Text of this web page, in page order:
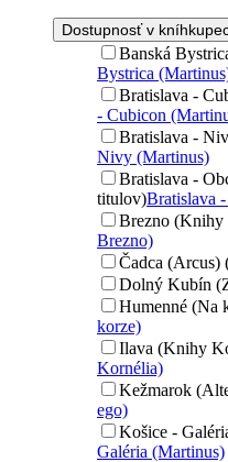
Dostupnosť v
Banská
Bystrica
Bratislava -
- Cubicon
Bratislava -
Nivy (Martinus)
Bratislava -
titulov)Bratislava
Brezno (Knihy
Brezno)
Čadca (Arcus)
Dolný Kubín
Humenné (Na
korze)
Ilava (Knihy
Kornélia)
Kežmarok
ego)
Košice -
Galéria (Martinus)